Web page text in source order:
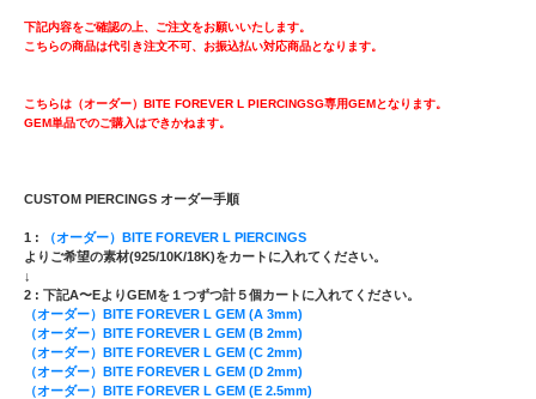
下記内容をご確認の上、ご注文をお願いいたします。
こちらの商品は代引き注文不可、お振込払い対応商品となります。
こちらは（オーダー）BITE FOREVER L PIERCINGSG専用GEMとなります。
GEM単品でのご購入はできかねます。
CUSTOM PIERCINGS オーダー手順
1 :
（オーダー）BITE FOREVER L PIERCINGS
よりご希望の素材(925/10K/18K)をカートに入れてください。
↓
2 : 下記A〜EよりGEMを１つずつ計５個カートに入れてください。
（オーダー）BITE FOREVER L GEM (A 3mm)
（オーダー）BITE FOREVER L GEM (B 2mm)
（オーダー）BITE FOREVER L GEM (C 2mm)
（オーダー）BITE FOREVER L GEM (D 2mm)
（オーダー）BITE FOREVER L GEM (E 2.5mm)